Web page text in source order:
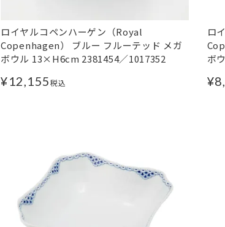
ロイヤルコペンハーゲン（Royal
Copenhagen） ブルー フルーテッド メガ
ボウル 13×H6cm 2381454／1017352
¥12,155税込
ロ
ボ
¥